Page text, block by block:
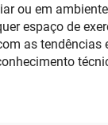
ou em
espaço de
as